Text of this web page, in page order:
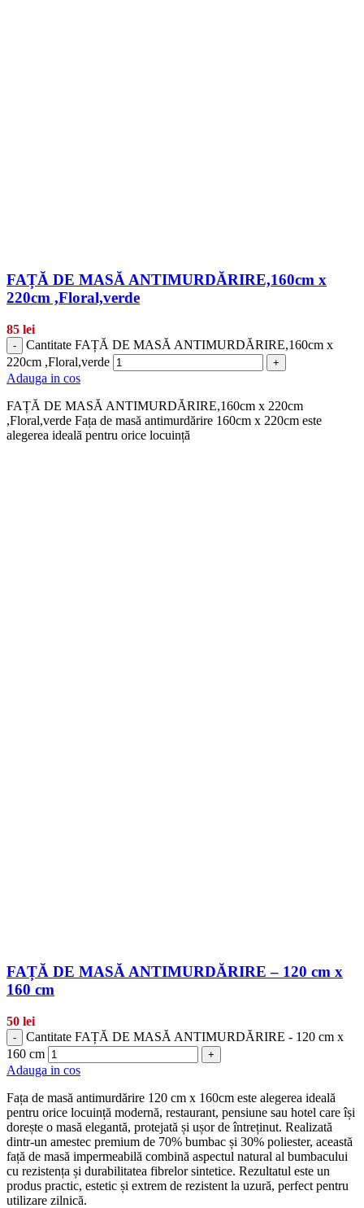
FAȚĂ DE MASĂ ANTIMURDĂRIRE,160cm x
220cm ,Floral,verde
85 lei
-
Cantitate FAȚĂ DE MASĂ ANTIMURDĂRIRE,160cm x
220cm ,Floral,verde
+
Adauga in cos
FAȚĂ DE MASĂ ANTIMURDĂRIRE,160cm x 220cm
,Floral,verde Fața de masă antimurdărire 160cm x 220cm este
alegerea ideală pentru orice locuință
FAȚĂ DE MASĂ ANTIMURDĂRIRE – 120 cm x
160 cm
50 lei
-
Cantitate FAȚĂ DE MASĂ ANTIMURDĂRIRE - 120 cm x
160 cm
+
Adauga in cos
Fața de masă antimurdărire 120 cm x 160cm este alegerea ideală
pentru orice locuință modernă, restaurant, pensiune sau hotel care își
dorește o masă elegantă, protejată și ușor de întreținut. Realizată
dintr-un amestec premium de 70% bumbac și 30% poliester, această
față de masă impermeabilă combină aspectul natural al bumbacului
cu rezistența și durabilitatea fibrelor sintetice. Rezultatul este un
produs practic, estetic și extrem de rezistent la uzură, perfect pentru
utilizare zilnică.